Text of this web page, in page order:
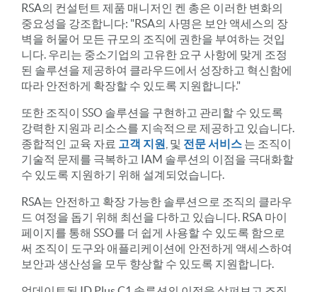
RSA의 컨설턴트 제품 매니저인 켄 총은 이러한 변화의
중요성을 강조합니다: "RSA의 사명은 보안 액세스의 장
벽을 허물어 모든 규모의 조직에 권한을 부여하는 것입
니다. 우리는 중소기업의 고유한 요구 사항에 맞게 조정
된 솔루션을 제공하여 클라우드에서 성장하고 혁신함에
따라 안전하게 확장할 수 있도록 지원합니다."
또한 조직이 SSO 솔루션을 구현하고 관리할 수 있도록
강력한 지원과 리소스를 지속적으로 제공하고 있습니다.
종합적인 교육 자료 고객 지원 , 및 전문 서비스 는 조직이
기술적 문제를 극복하고 IAM 솔루션의 이점을 극대화할
수 있도록 지원하기 위해 설계되었습니다.
RSA는 안전하고 확장 가능한 솔루션으로 조직의 클라우
드 여정을 돕기 위해 최선을 다하고 있습니다. RSA 마이
페이지를 통해 SSO를 더 쉽게 사용할 수 있도록 함으로
써 조직이 도구와 애플리케이션에 안전하게 액세스하여
보안과 생산성을 모두 향상할 수 있도록 지원합니다.